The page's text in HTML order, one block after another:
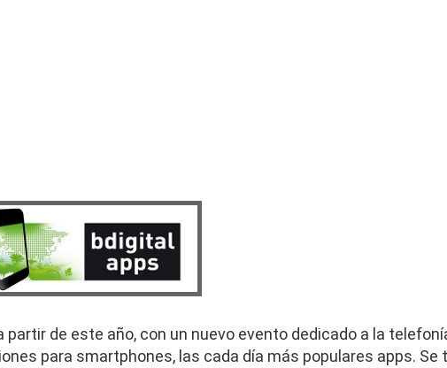
de este año, con un nuevo evento dedicado a la
para smartphones, las cada día más populares apps. Se